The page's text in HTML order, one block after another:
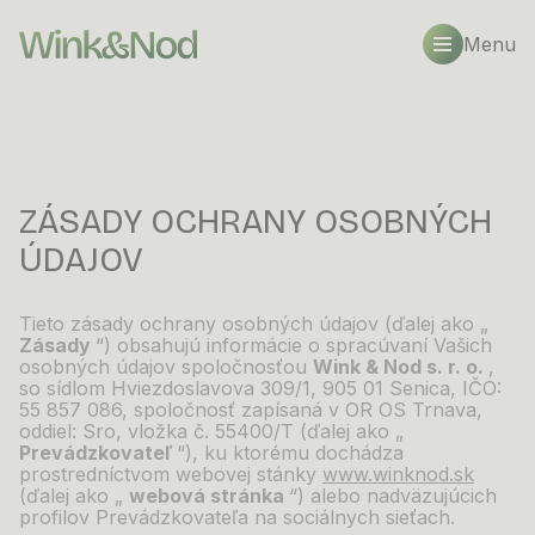
Menu
ZÁSADY OCHRANY OSOBNÝCH
ÚDAJOV
Tieto zásady ochrany osobných údajov (ďalej ako „
Zásady “) obsahujú informácie o spracúvaní Vašich
osobných údajov spoločnosťou Wink & Nod s. r. o. ,
so sídlom Hviezdoslavova 309/1, 905 01 Senica, IČO:
55 857 086, spoločnosť zapísaná v OR OS Trnava,
oddiel: Sro, vložka č. 55400/T (ďalej ako „
Prevádzkovateľ “), ku ktorému dochádza
prostredníctvom webovej stánky www.winknod.sk
(ďalej ako „ webová stránka “) alebo nadväzujúcich
profilov Prevádzkovateľa na sociálnych sieťach.